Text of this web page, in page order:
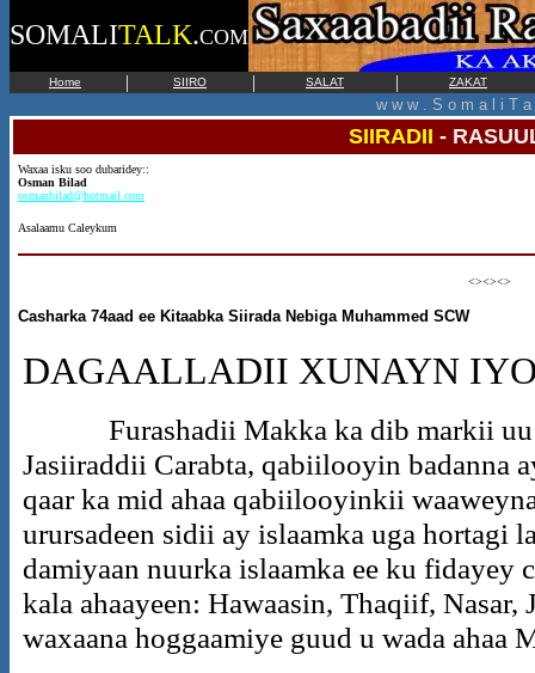
SOMALITALK.COM
Home | SIIRO | SALAT | ZAKAT
w w w . S o m a l i T
SIIRADII -
Waxaa isku soo dubaridey::
Osman Bilad
osmanbilad@hotmail.com
Asalaamu Caleykum
<><><>
Casharka 74aad ee Kitaabka Siirada Nebiga Muhammed SCW
DAGAALLADII XUNAYN
Furashadii Makka ka dib markii uu
Jasiiraddii Carabta, qabiilooyin badanna
qaar ka mid ahaa qabiilooyinkii
urursadeen sidii ay islaamka uga hortagi
damiyaan nuurka islaamka ee ku fidayey
kala ahaayeen: Hawaasin, Thaqiif, Nasar,
waxaana hoggaamiye guud u wada